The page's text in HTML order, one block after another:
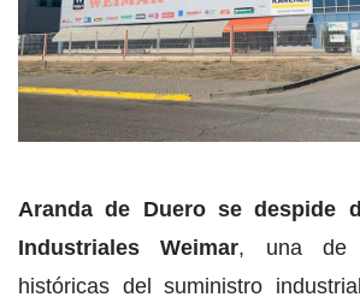
Aranda de Duero se despide
Industriales Weimar, una de
históricas del suministro